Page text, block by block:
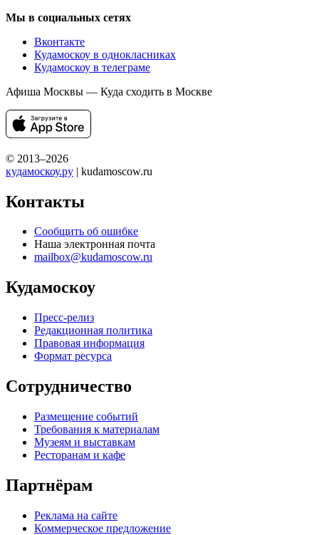
Мы в социальных сетях
Вконтакте
Кудамоскоу в однокласниках
Кудамоскоу в телеграме
Афиша Москвы — Куда сходить в Москве
© 2013–2026
кудамоскоу.ру | kudamoscow.ru
Контакты
Сообщить об ошибке
Наша электронная почта
mailbox@kudamoscow.ru
Кудамоскоу
Пресс-релиз
Редакционная политика
Правовая информация
Формат ресурса
Сотрудничество
Размещение событий
Требования к материалам
Музеям и выставкам
Ресторанам и кафе
Партнёрам
Реклама на сайте
Коммерческое предложение